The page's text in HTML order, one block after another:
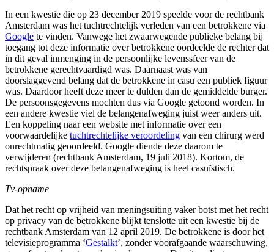
In een kwestie die op 23 december 2019 speelde voor de rechtbank
Amsterdam was het tuchtrechtelijk verleden van een betrokkene via
Google te vinden. Vanwege het zwaarwegende publieke belang bij
toegang tot deze informatie over betrokkene oordeelde de rechter dat
in dit geval inmenging in de persoonlijke levenssfeer van de
betrokkene gerechtvaardigd was. Daarnaast was van
doorslaggevend belang dat de betrokkene in casu een publiek figuur
was. Daardoor heeft deze meer te dulden dan de gemiddelde burger.
De persoonsgegevens mochten dus via Google getoond worden. In
een andere kwestie viel de belangenafweging juist weer anders uit.
Een koppeling naar een website met informatie over een
voorwaardelijke tuchtrechtelijke veroordeling van een chirurg werd
onrechtmatig geoordeeld. Google diende deze daarom te
verwijderen (rechtbank Amsterdam, 19 juli 2018). Kortom, de
rechtspraak over deze belangenafweging is heel casuïstisch.
Tv-opname
Dat het recht op vrijheid van meningsuiting vaker botst met het recht
op privacy van de betrokkene blijkt tenslotte uit een kwestie bij de
rechtbank Amsterdam van 12 april 2019. De betrokkene is door het
televisieprogramma ‘Gestalkt’, zonder voorafgaande waarschuwing,